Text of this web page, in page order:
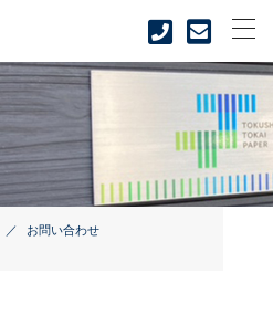
お
お問い合わせ